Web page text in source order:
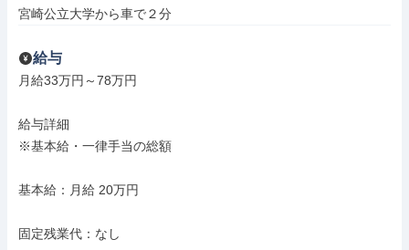
宮崎公立大学から車で２分
給与
月給33万円～78万円
給与詳細
※基本給・一律手当の総額
基本給：月給 20万円
固定残業代：なし